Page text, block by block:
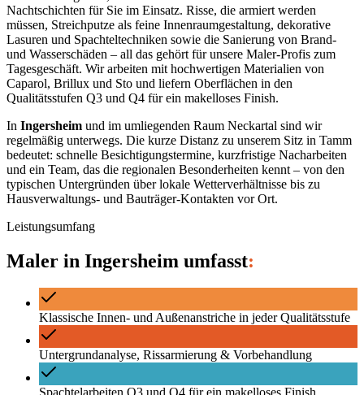
Nachtschichten für Sie im Einsatz. Risse, die armiert werden
müssen, Streichputze als feine Innenraumgestaltung, dekorative
Lasuren und Spachteltechniken sowie die Sanierung von Brand-
und Wasserschäden – all das gehört für unsere Maler-Profis zum
Tagesgeschäft. Wir arbeiten mit hochwertigen Materialien von
Caparol, Brillux und Sto und liefern Oberflächen in den
Qualitätsstufen Q3 und Q4 für ein makelloses Finish.
In Ingersheim und im umliegenden Raum Neckartal sind wir
regelmäßig unterwegs. Die kurze Distanz zu unserem Sitz in Tamm
bedeutet: schnelle Besichtigungstermine, kurzfristige Nacharbeiten
und ein Team, das die regionalen Besonderheiten kennt – von den
typischen Untergründen über lokale Wetterverhältnisse bis zu
Hausverwaltungs- und Bauträger-Kontakten vor Ort.
Leistungsumfang
Maler in Ingersheim umfasst:
Klassische Innen- und Außenanstriche in jeder Qualitätsstufe
Untergrundanalyse, Rissarmierung & Vorbehandlung